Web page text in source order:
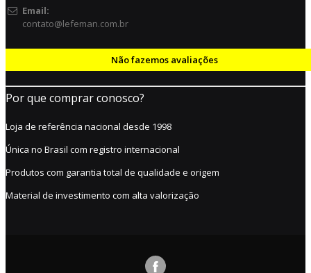
Email:
contato@lefeman.com.br
Não fazemos avaliações
Por que comprar conosco?
Loja de referência nacional desde 1998
Única no Brasil com registro internacional
Produtos com garantia total de qualidade e origem
Material de investimento com alta valorização